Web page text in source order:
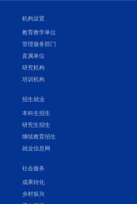
机构设置
教育教学单位
管理服务部门
直属单位
研究机构
培训机构
招生就业
本科生招生
研究生招生
继续教育招生
就业信息网
社会服务
成果转化
乡村振兴